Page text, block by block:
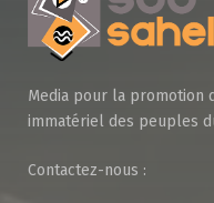
Media pour la
immatériel des peuples
Contactez-nous :